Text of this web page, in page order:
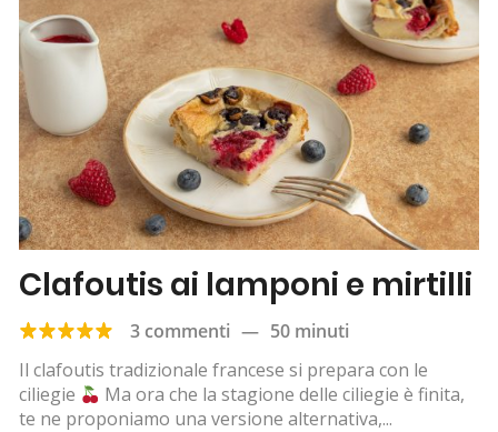
Clafoutis ai lamponi e mirtilli
3 commenti — 50 minuti
Il clafoutis tradizionale francese si prepara con le
ciliegie
Ma ora che la stagione delle ciliegie è finita,
te ne proponiamo una versione alternativa,...